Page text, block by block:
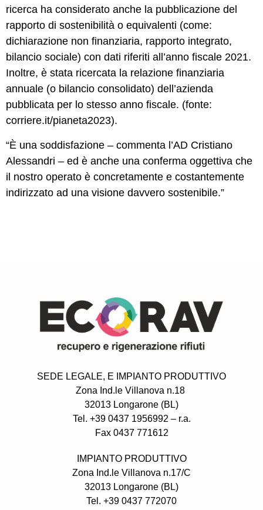
ricerca ha considerato anche la pubblicazione del
rapporto di sostenibilità o equivalenti (come:
dichiarazione non finanziaria, rapporto integrato,
bilancio sociale) con dati riferiti all’anno fiscale 2021.
Inoltre, è stata ricercata la relazione finanziaria
annuale (o bilancio consolidato) dell’azienda
pubblicata per lo stesso anno fiscale. (fonte:
corriere.it/pianeta2023).
“È una soddisfazione – commenta l’AD Cristiano
Alessandri – ed è anche una conferma oggettiva che
il nostro operato è concretamente e costantemente
indirizzato ad una visione davvero sostenibile.”
SEDE LEGALE, E IMPIANTO PRODUTTIVO
Zona Ind.le Villanova n.18
32013 Longarone (BL)
Tel. +39 0437 1956992 – r.a.
Fax 0437 771612
IMPIANTO PRODUTTIVO
Zona Ind.le Villanova n.17/C
32013 Longarone (BL)
Tel. +39 0437 772070